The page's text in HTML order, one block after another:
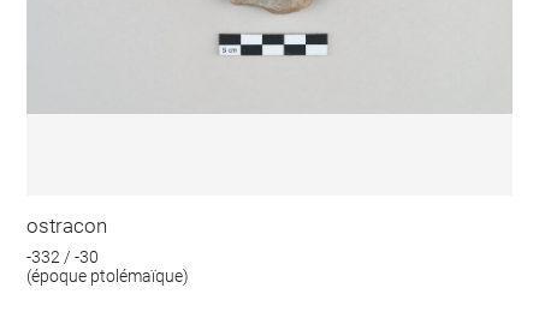
ostracon
-332 / -30
(époque ptolémaïque)